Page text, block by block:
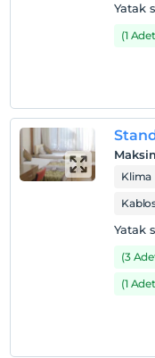
Yatak
(1
Klima
Yatak
(3
(1